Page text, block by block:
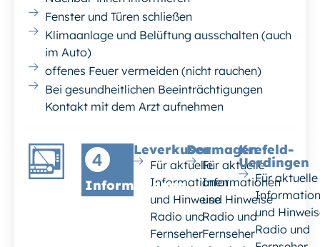
Fenster und Türen schließen
Klimaanlage und Belüftung ausschalten (auch
im Auto)
offenes Feuer vermeiden (nicht rauchen)
Bei gesundheitlichen Beeinträchtigungen
Kontakt mit dem Arzt aufnehmen
Informationen
Leverkusen
Für aktuelle
Informationen
und Hinweise
Radio und
Fernseher
Dormagen
Für aktuelle
Informationen
und Hinweise
Radio und
Fernseher
Krefeld-
Uerdingen
Für aktuelle
und
Radio und